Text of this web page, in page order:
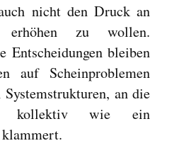
nicht den Druck an
zu wollen.
Entscheidungen bleiben
auf Scheinproblemen
Systemstrukturen, an die
kollektiv wie ein